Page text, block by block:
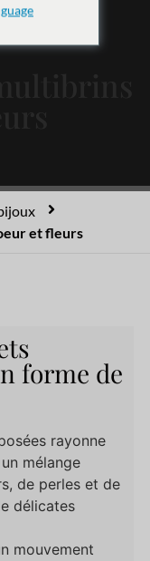
et fleurs
forme de
rayonne
mélange
de perles et de
délicates
mouvement